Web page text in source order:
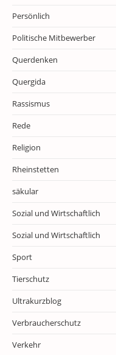
Persönlich
Politische Mitbewerber
Querdenken
Quergida
Rassismus
Rede
Religion
Rheinstetten
säkular
Sozial und Wirtschaftlich
Sozial und Wirtschaftlich
Sport
Tierschutz
Ultrakurzblog
Verbraucherschutz
Verkehr